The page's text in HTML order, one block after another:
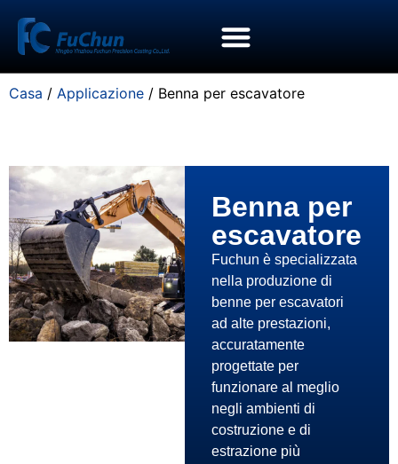
Casa / Applicazione / Benna per escavatore
Benna per
escavatore
Fuchun è specializzata
nella produzione di
benne per escavatori
ad alte prestazioni,
accuratamente
progettate per
funzionare al meglio
negli ambienti di
costruzione e di
estrazione più